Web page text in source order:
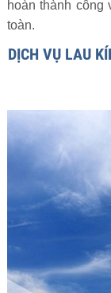
hoàn thành công
toàn.
DỊCH VỤ LAU